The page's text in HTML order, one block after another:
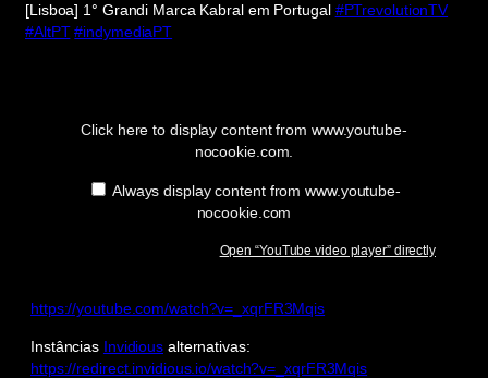
[Lisboa] 1° Grandi Marca Kabral em Portugal #PTrevolutionTV
#AltPT #indymediaPT
Click here to display content from www.youtube-
nocookie.com.
Always display content from www.youtube-
nocookie.com
Open “YouTube video player” directly
https://youtube.com/watch?v=_xqrFR3Mqis
Instâncias Invidious alternativas:
https://redirect.invidious.io/watch?v=_xqrFR3Mqis